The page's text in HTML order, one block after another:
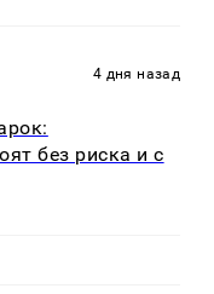
4 дня назад
без риска и с